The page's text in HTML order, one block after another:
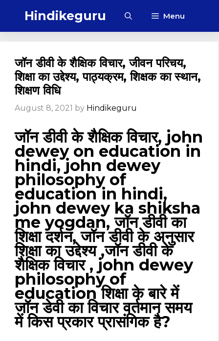
Hindikeguru Menu
जॉन डीवी के शैक्षिक विचार, जीवन परिचय,
शिक्षा का उद्देश्य, पाठ्यक्रम, शिक्षक का स्थान,
शिक्षण विधि
August 8, 2021 by Hindikeguru
जॉन डीवी के शैक्षिक विचार, john
dewey on education in
hindi, john dewey
philosophy of
education in hindi,
john dewey ka shiksha
me yogdan, जॉन डीवी का
शिक्षा दर्शन, जॉन डीवी के अनुसार
शिक्षा का उद्देश्य ,जॉन डीवी के
शैक्षिक विचार , john dewey
philosophy of
education शिक्षा के बारे में
जॉन डेवी का विचार वर्तमान समय
में किस प्रकार प्रासंगिक है?